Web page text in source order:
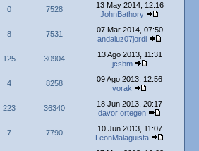
0 7528
13 May 2014, 12:16
JohnBathory
8 7531
07 Mar 2014, 07:50
andaluz07jordi
125 30904
13 Ago 2013, 11:31
jcsbm
4 8258
09 Ago 2013, 12:56
vorak
223 36340
18 Jun 2013, 20:17
davor ortegen
7 7790
10 Jun 2013, 11:07
LeonMalaguista